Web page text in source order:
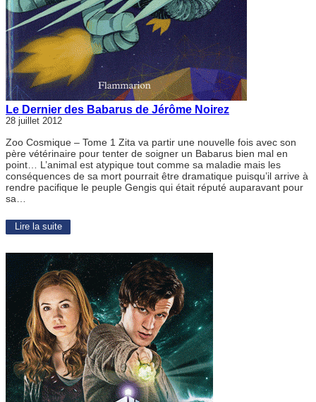
Le Dernier des Babarus de Jérôme Noirez
28 juillet 2012
Zoo Cosmique – Tome 1 Zita va partir une nouvelle fois avec son
père vétérinaire pour tenter de soigner un Babarus bien mal en
point… L’animal est atypique tout comme sa maladie mais les
conséquences de sa mort pourrait être dramatique puisqu’il arrive à
rendre pacifique le peuple Gengis qui était réputé auparavant pour
sa…
Lire la suite